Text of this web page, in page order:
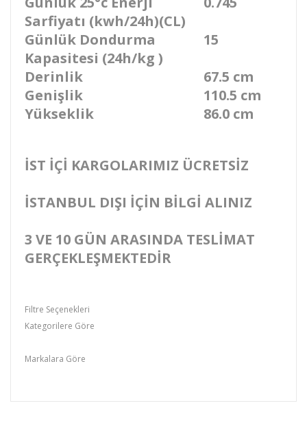
Sarfiyatı (kwh/24h)(CL)
Günlük Dondurma
Kapasitesi (24h/kg )
15
Derinlik
67.5 cm
Genişlik
110.5 cm
Yükseklik
86.0 cm
İST İÇİ KARGOLARIMIZ ÜCRETSİZ
İSTANBUL DIŞI İÇİN BİLGİ ALINIZ
3 VE 10 GÜN ARASINDA TESLİMAT
GERÇEKLEŞMEKTEDİR
Filtre Seçenekleri
Kategorilere Göre
Markalara Göre